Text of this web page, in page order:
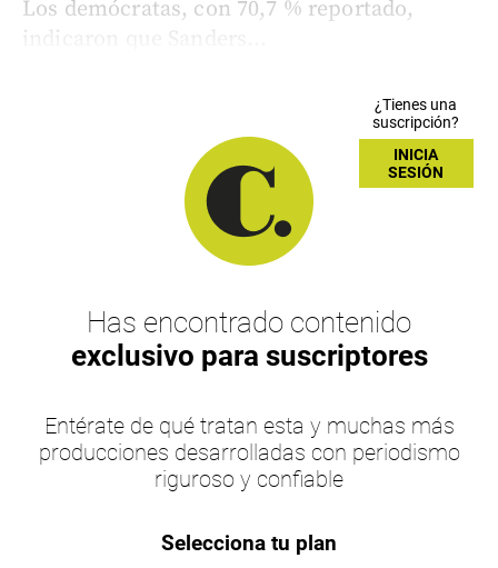
Los demócratas, con 70,7 % reportado,
indicaron que Sanders...
¿Tienes una
suscripción?
INICIA
SESIÓN
Has encontrado contenido
exclusivo para suscriptores
Entérate de qué tratan esta y muchas más
producciones desarrolladas con periodismo
riguroso y confiable
Selecciona tu plan